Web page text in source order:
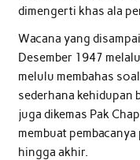
dimengerti khas ala
Wacana yang
Desember 1947
melulu membahas
sederhana kehidupan
juga dikemas Pak
membuat
hingga akhir.